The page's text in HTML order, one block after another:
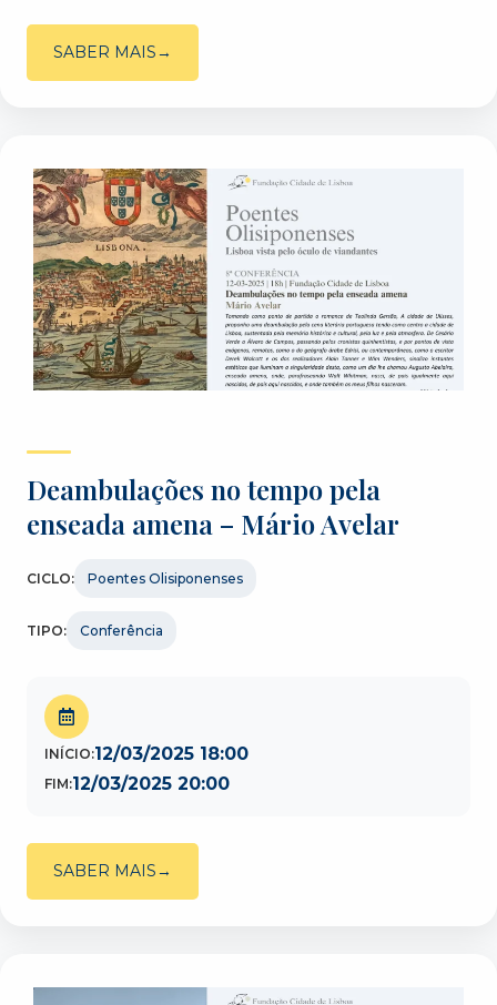
SABER MAIS
Deambulações no tempo pela
enseada amena – Mário Avelar
CICLO: Poentes Olisiponenses
TIPO: Conferência
INÍCIO:12/03/2025 18:00
FIM:12/03/2025 20:00
SABER MAIS